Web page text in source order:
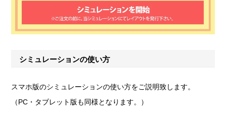
シミュレーションの使い方
スマホ版のシミュレーションの使い方をご説明致します。
（PC・タブレット版も同様となります。）